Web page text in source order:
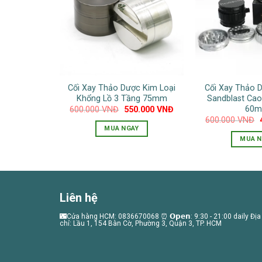
Cối Xay Thảo Dược Kim Loại
Khổng Lồ 3 Tầng 75mm
600.000VNĐ Giá
là:
600.000 VNĐ.
550.000 VNĐGiá
MUA NGAY
này
thể.
Cối Xay Thảo
Sandblast
600.000VNĐ
MUA
Liên hệ
🌃Cửa hàng HCM: 0836670068 ⏰ 𝗢𝗽𝗲𝗻: 9:30 - 21:00 daily Địa
chỉ: Lầu 1, 154 Bàn Cờ, Phường 3, Quận 3, TP. HCM